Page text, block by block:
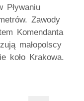
Pływaniu
Zawody
Komendanta
małopolscy
koło Krakowa.